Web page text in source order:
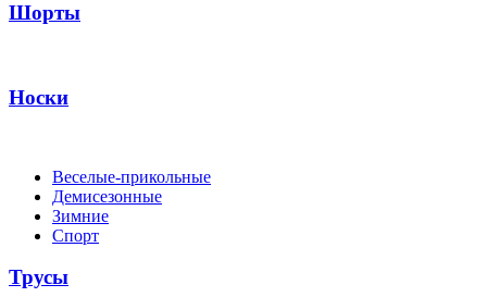
Шорты
Носки
Веселые-прикольные
Демисезонные
Зимние
Спорт
Трусы